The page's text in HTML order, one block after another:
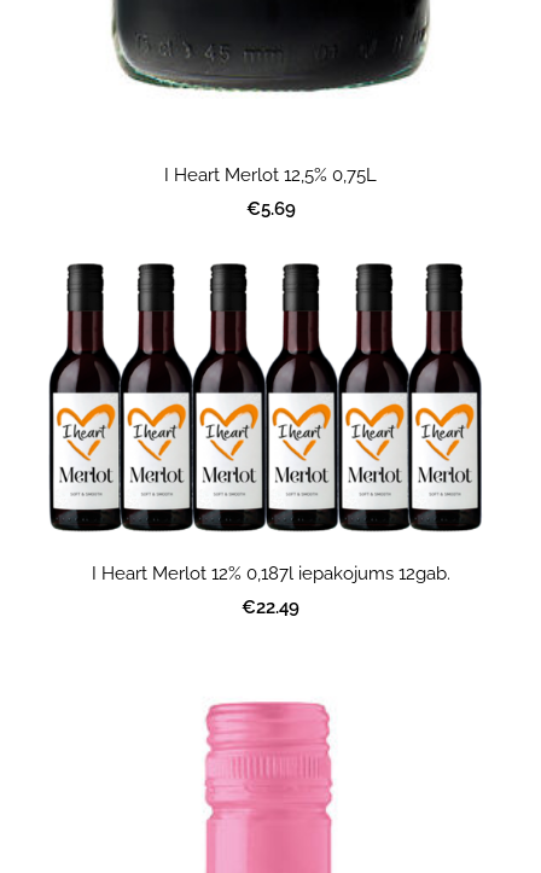
I Heart Merlot 12,5% 0,75L
€5.69
I Heart Merlot 12% 0,187l iepakojums 12gab.
€22.49